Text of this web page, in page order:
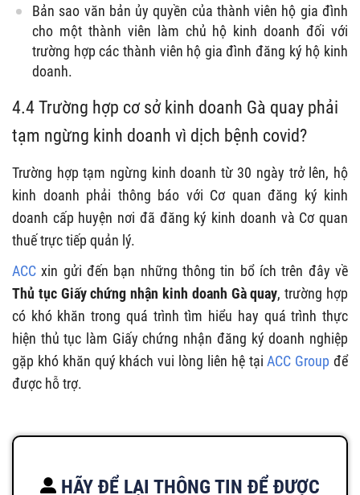
Bản sao văn bản ủy quyền của thành viên hộ gia đình
cho một thành viên làm chủ hộ kinh doanh đối với
trường hợp các thành viên hộ gia đình đăng ký hộ kinh
doanh.
4.4Trường hợp cơ sở kinh doanh Gà quay phải
tạm ngừng kinh doanh vì dịch bệnh covid?
Trường hợp tạm ngừng kinh doanh từ 30 ngày trở lên, hộ
kinh doanh phải thông báo với Cơ quan đăng ký kinh
doanh cấp huyện nơi đã đăng ký kinh doanh và Cơ quan
thuế trực tiếp quản lý.
ACC xin gửi đến bạn những thông tin bổ ích trên đây về
Thủ tục Giấy chứng nhận kinh doanh Gà quay, trường hợp
có khó khăn trong quá trình tìm hiểu hay quá trình thực
hiện thủ tục làm Giấy chứng nhận đăng ký doanh nghiệp
gặp khó khăn quý khách vui lòng liên hệ tại ACC Group để
được hỗ trợ.
HÃY ĐỂ LẠI THÔNG TIN ĐỂ ĐƯỢC